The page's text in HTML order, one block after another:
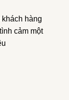
hàng
cảm một